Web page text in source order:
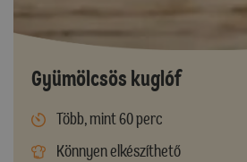
Gyümölcsös kuglóf
Több, mint 60 perc
Könnyen elkészíthető